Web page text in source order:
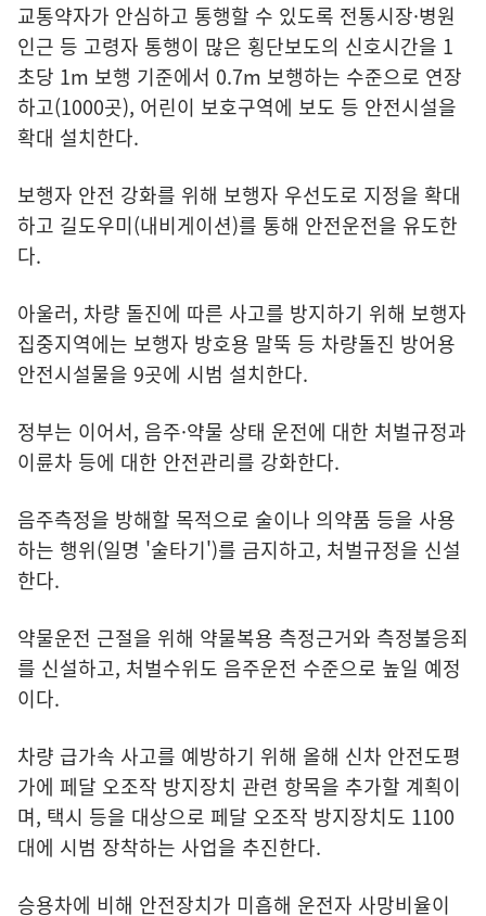
교통약자가 안심하고 통행할 수 있도록 전통시장·병원
인근 등 고령자 통행이 많은 횡단보도의 신호시간을 1
초당 1m 보행 기준에서 0.7m 보행하는 수준으로 연장
하고(1000곳), 어린이 보호구역에 보도 등 안전시설을
확대 설치한다.
보행자 안전 강화를 위해 보행자 우선도로 지정을 확대
하고 길도우미(내비게이션)를 통해 안전운전을 유도한
다.
아울러, 차량 돌진에 따른 사고를 방지하기 위해 보행자
집중지역에는 보행자 방호용 말뚝 등 차량돌진 방어용
안전시설물을 9곳에 시범 설치한다.
정부는 이어서, 음주·약물 상태 운전에 대한 처벌규정과
이륜차 등에 대한 안전관리를 강화한다.
음주측정을 방해할 목적으로 술이나 의약품 등을 사용
하는 행위(일명 '술타기')를 금지하고, 처벌규정을 신설
한다.
약물운전 근절을 위해 약물복용 측정근거와 측정불응죄
를 신설하고, 처벌수위도 음주운전 수준으로 높일 예정
이다.
차량 급가속 사고를 예방하기 위해 올해 신차 안전도평
가에 페달 오조작 방지장치 관련 항목을 추가할 계획이
며, 택시 등을 대상으로 페달 오조작 방지장치도 1100
대에 시범 장착하는 사업을 추진한다.
승용차에 비해 안전장치가 미흡해 운전자 사망비율이